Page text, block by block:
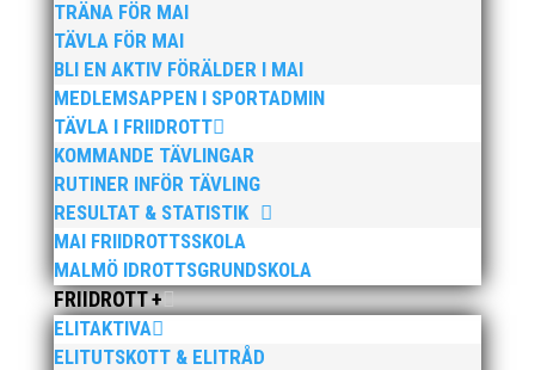
TRÄNA FÖR MAI
TÄVLA FÖR MAI
BLI EN AKTIV FÖRÄLDER I MAI
MEDLEMSAPPEN I SPORTADMIN
TÄVLA I FRIIDROTT
KOMMANDE TÄVLINGAR
RUTINER INFÖR TÄVLING
RESULTAT & STATISTIK
MAI FRIIDROTTSSKOLA
MALMÖ IDROTTSGRUNDSKOLA
FRIIDROTT +
ELITAKTIVA
ELITUTSKOTT & ELITRÅD
fick stipendiet för 2017 för finalplats i JEM, silver på
SM och vinst i Finnkampen.
Publicerat tidigare